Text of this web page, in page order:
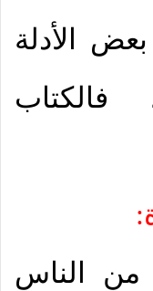
الأدلة
فالكتاب
من الناس